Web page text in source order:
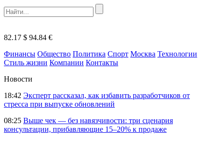
82.17 $ 94.84 €
Финансы Общество Политика Спорт Москва Технологии
Стиль жизни Компании Контакты
Новости
18:42 Эксперт рассказал, как избавить разработчиков от
стресса при выпуске обновлений
08:25 Выше чек — без навязчивости: три сценария
консультации, прибавляющие 15–20% к продаже